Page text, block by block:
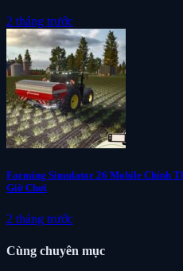
2 tháng trước
Farming Simulator 26 Mobile Chính
Giờ Chơi
2 tháng trước
Cùng chuyên mục